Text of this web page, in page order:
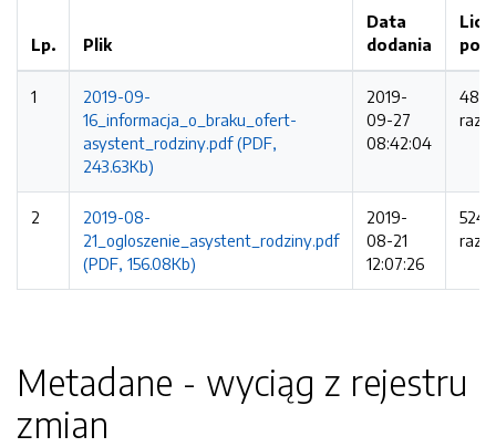
Lp. Plik
Data
dodania
1
2019-09-
16_informacja_o_braku_ofert-
asystent_rodziny.pdf (PDF,
243.63Kb)
2019-
09-27
08:42:04
487
razy
2
2019-08-
21_ogloszenie_asystent_rodziny.pdf
(PDF, 156.08Kb)
2019-
08-21
12:07:26
524
razy
Metadane - wyciąg z rejestru
zmian